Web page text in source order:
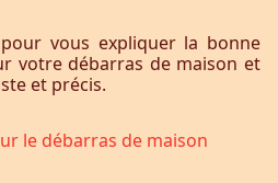
vous expliquer la bonne
votre débarras de maison et
et précis.
le débarras de maison